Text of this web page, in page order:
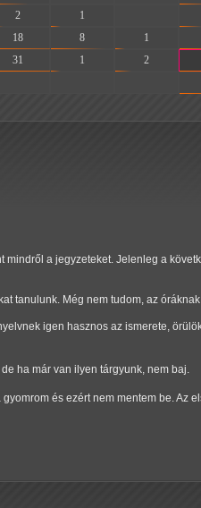
2 1
18 8 1
31 1 2
a jegyzeteket. Jelenleg a
tanulunk. Még nem tudom, az
igen hasznos az ismerete,
ha már van ilyen tárgyunk, nem baj.
és ezért nem mentem be. Az